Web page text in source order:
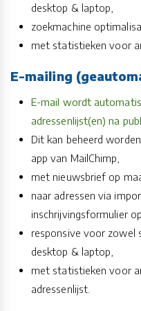
desktop & laptop,
zoekmachine
met statistieken voor
E-mailing
E-mail wordt
adressenlijst(en) na
Dit kan beheerd
app van MailChimp,
met nieuwsbrief op
naar adressen via
inschrijvingsformulier
responsive voor
desktop & laptop,
met statistieken voor
adressenlijst.